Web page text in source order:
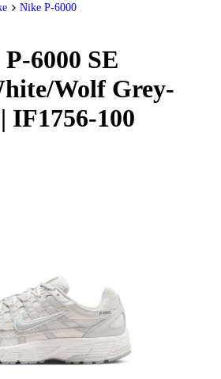
Nike P-6000
6000 SE
Wolf Grey-
IF1756-100